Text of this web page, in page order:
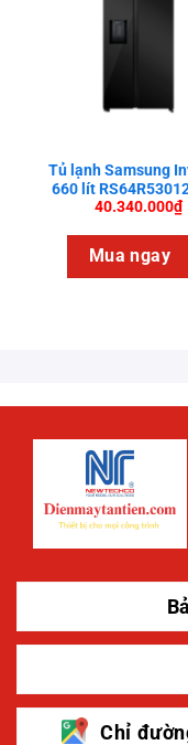
Tủ lạnh Samsung
660 lít
40.340.000₫
Mua ngay
Chỉ